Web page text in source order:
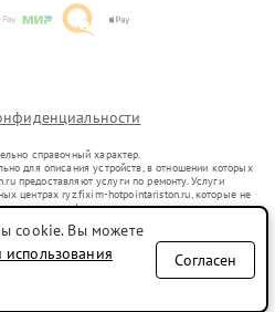
справочный характер.
для описания устройств, в отношении которых
предоставляют услуги по ремонту. Услуги
центрах ryz.fixim-hotpointariston.ru, которые не
или их официальными представителями.
в гражданский оборот в соответствии
цели индивидуализации услуг или введения
о предоставляемых услугах по
публичной офертой, определяемой
РФ
cookie. Вы можете
Согласен